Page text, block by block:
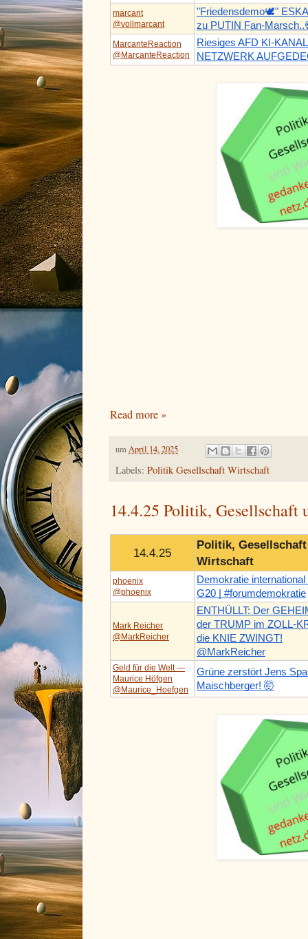
marcant
@vollmarcant
"Friedensdemo🕊️"
zu PUTIN Fan-
MarcanteReaction
@MarcanteReaction
Riesiges AFD KI-KANAL
NETZWERK
Read more »
umApril 14, 2025
Labels: Politik Gesellschaft Wirtschaft
14.4.25 Politik, Gesellschaft
14.4.25
Politik,
Wirtschaft
phoenix
@phoenix
Demokratie international
G20 | #forumdemokratie
Mark Reicher
@MarkReicher
ENTHÜLLT: Der
der TRUMP im ZOLL-
die KNIE ZWINGT!
@MarkReicher
Geld für die Welt —
Maurice Höfgen
@Maurice_Hoefgen
Grüne zerstört Jens
Maischberger! 🤯